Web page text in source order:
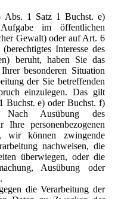
Abs. 1 Satz 1 Buchst. e)
im öffentlichen
Gewalt) oder auf Art. 6
Interesse des
beruht, haben Sie das
besonderen Situation
der Sie betreffenden
einzulegen. Das gilt
Buchst. e) oder Buchst. f)
Nach Ausübung des
Ihre personenbezogenen
wir können zwingende
nachweisen, die
überwiegen, oder die
Ausübung oder
die Verarbeitung der